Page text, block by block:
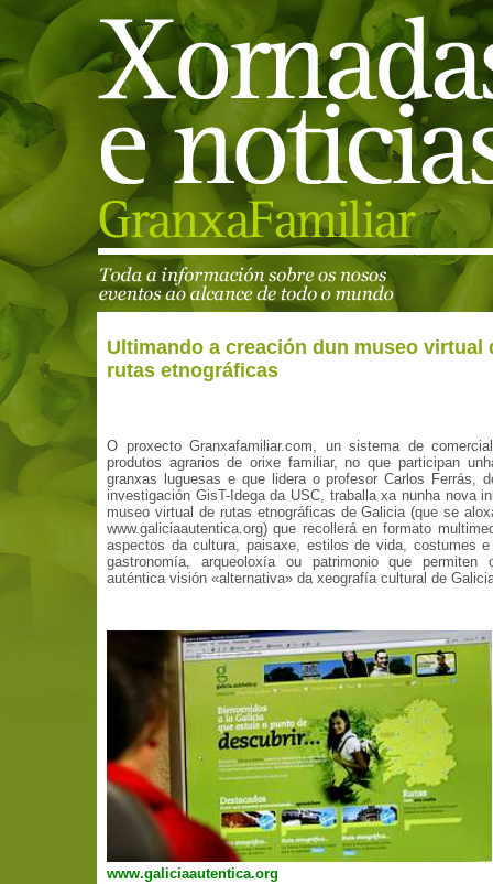
Ultimando a creación dun museo virtual
rutas etnográficas
O proxecto Granxafamiliar.com, un sistema de
produtos agrarios de orixe familiar, no que participan
granxas luguesas e que lidera o profesor Carlos Ferrás,
investigación GisT-Idega da USC, traballa xa nunha nova
museo virtual de rutas etnográficas de Galicia (que se
www.galiciaautentica.org) que recollerá en formato
aspectos da cultura, paisaxe, estilos de vida, costumes
gastronomía, arqueoloxía ou patrimonio que permiten
auténtica visión «alternativa» da xeografía cultural de
www.galiciaautentica.org